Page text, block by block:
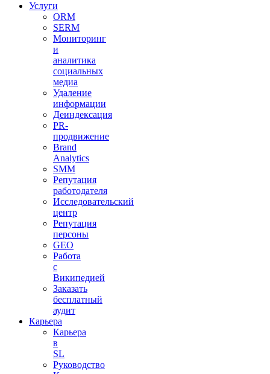
Услуги
ORM
SERM
Мониторинг
и
аналитика
социальных
медиа
Удаление
информации
Деиндексация
PR-
продвижение
Brand
Analytics
SMM
Репутация
работодателя
Исследовательский
центр
Репутация
персоны
GEO
Работа
с
Википедией
Заказать
бесплатный
аудит
Карьера
Карьера
в
SL
Руководство